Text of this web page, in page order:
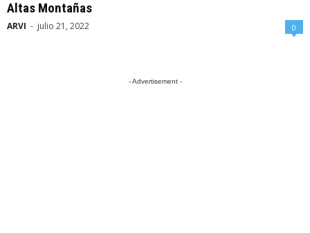
Altas Montañas
ARVI - julio 21, 2022 0
- Advertisement -